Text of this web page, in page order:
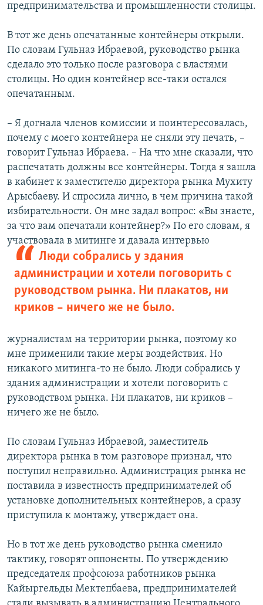
предпринимательства и промышленности столицы.
В тот же день опечатанные контейнеры открыли.
По словам Гульназ Ибраевой, руководство рынка
сделало это только после разговора с властями
столицы. Но один контейнер все-таки остался
опечатанным.
– Я догнала членов комиссии и поинтересовалась,
почему с моего контейнера не сняли эту печать, –
говорит Гульназ Ибраева. – На что мне сказали, что
распечатать должны все контейнеры. Тогда я зашла
в кабинет к заместителю директора рынка Мухиту
Арысбаеву. И спросила лично, в чем причина такой
избирательности. Он мне задал вопрос: «Вы знаете,
за что вам опечатали контейнер?» По его словам, я
участвовала в митинге и
Люди собрались у здания
администрации и хотели поговорить с
руководством рынка. Ни плакатов, ни
криков – ничего же не было.
давала интервью
журналистам на территории рынка, поэтому ко
мне применили такие меры воздействия. Но
никакого митинга-то не было. Люди собрались у
здания администрации и хотели поговорить с
руководством рынка. Ни плакатов, ни криков –
ничего же не было.
По словам Гульназ Ибраевой, заместитель
директора рынка в том разговоре признал, что
поступил неправильно. Администрация рынка не
поставила в известность предпринимателей об
установке дополнительных контейнеров, а сразу
приступила к монтажу, утверждает она.
Но в тот же день руководство рынка сменило
тактику, говорят оппоненты. По утверждению
председателя профсоюза работников рынка
Кайыргельды Мектепбаева, предпринимателей